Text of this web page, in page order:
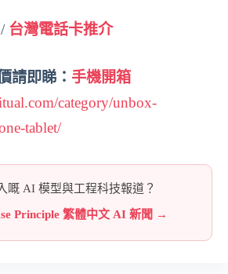
台灣電話卡推介
請即睇： 手機開箱
category/unbox-
tablet/
嘅 AI 模型與工程科技報道？
Principle 繁體中文 AI 新聞 →